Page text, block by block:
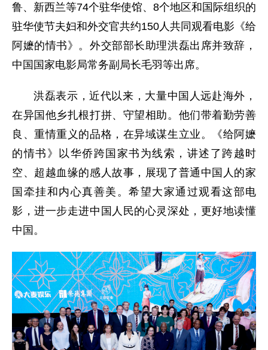
鲁、新西兰等74个驻华使馆、8个地区和国际组织的
驻华使节夫妇和外交官共约150人共同观看电影《给
阿嬷的情书》。外交部部长助理洪磊出席并致辞，
中国国家电影局常务副局长毛羽等出席。
洪磊表示，近代以来，大量中国人远赴海外，
在异国他乡扎根打拼、守望相助。他们带着勤劳善
良、重情重义的品格，在异域谋生立业。《给阿嬷
的情书》以华侨跨国家书为线索，讲述了跨越时
空、超越血缘的感人故事，展现了普通中国人的家
国牵挂和内心真善美。希望大家通过观看这部电
影，进一步走进中国人民的心灵深处，更好地读懂
中国。